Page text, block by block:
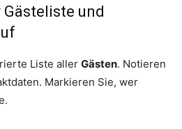
und
Liste aller Gästen. Notieren
Markieren Sie, wer